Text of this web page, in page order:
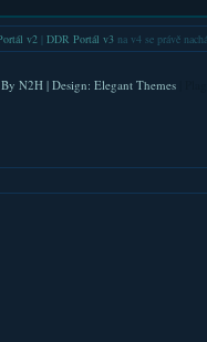
v2| DDR Portál v3na v4 se právě
By N2H| Design: Elegant Themes